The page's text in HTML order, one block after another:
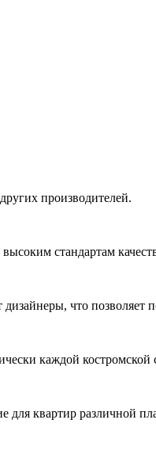
производителей.
стандартам
дизайнеры, что
каждой костромской
для квартир различной